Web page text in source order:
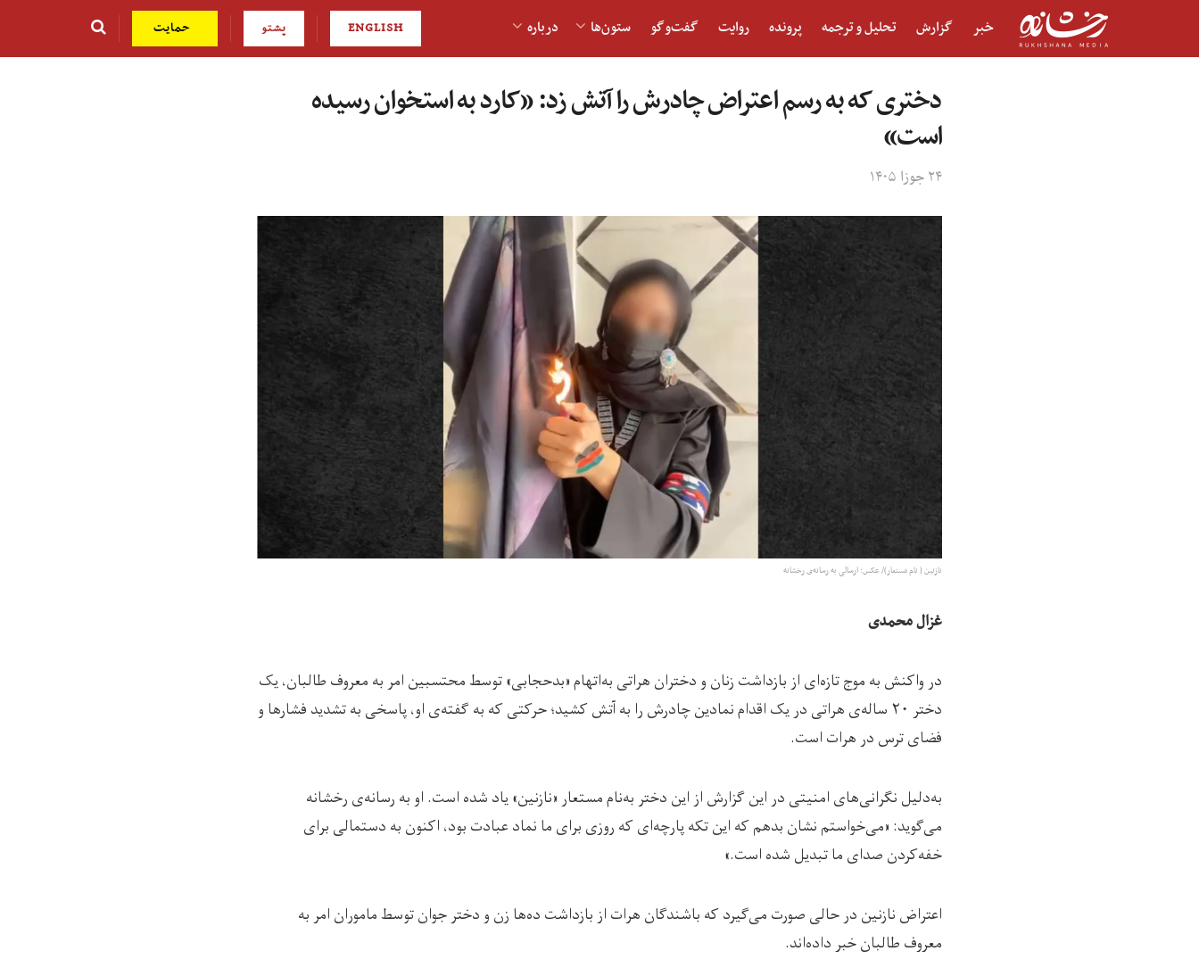
خبر گزارش تحلیل و ترجمه پرونده روایت گفت‌و‎گو ستون‌ها درباره ENGLISH پشتو حمایت
دختری که به رسم اعتراض چادرش را آتش زد: «کارد به استخوان رسیده
است»
۲۴ جوزا ۱۴۰۵
نازنین ( نام مستعار)/ عکس: ارسالی به رسانه‌ی رخشانه
غزال محمدی
در واکنش به موج تازه‌ای از بازداشت زنان و دختران هراتی به‌اتهام «بدحجابی» توسط محتسبین امر به معروف طالبان، یک
دختر ۲۰ ساله‌ی هراتی در یک‌ اقدام نمادین چادرش را به آتش کشید؛ حرکتی که به‌ گفته‌ی او، پاسخی به تشدید فشارها و
فضای ترس در هرات است.
به‌دلیل نگرانی‌های امنیتی در این گزارش از این دختر به‌نام مستعار «نازنین» یاد شده است. او به رسانه‌ی رخشانه
می‌گوید: «می‌خواستم نشان بدهم که این تکه پارچه‌ای که روزی برای ما نماد عبادت بود، اکنون به دستمالی برای
خفه‌کردن صدای ما تبدیل شده است.»
اعتراض نازنین در حالی صورت می‌گیرد که باشندگان هرات از بازداشت ده‌ها زن و دختر جوان توسط ماموران امر به
معروف طالبان خبر داده‌اند.